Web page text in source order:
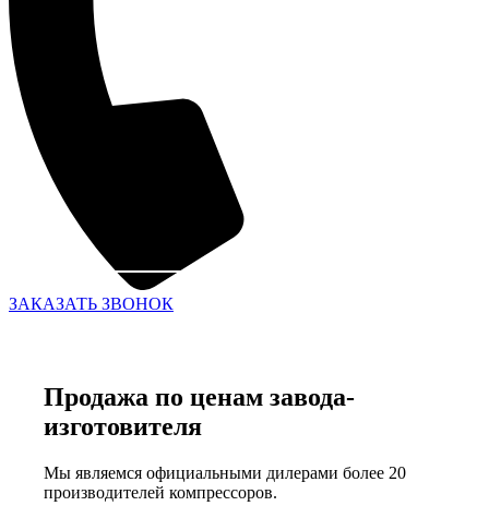
ЗАКАЗАТЬ ЗВОНОК
Продажа по ценам завода-
изготовителя
Мы являемся официальными дилерами более 20
производителей компрессоров.